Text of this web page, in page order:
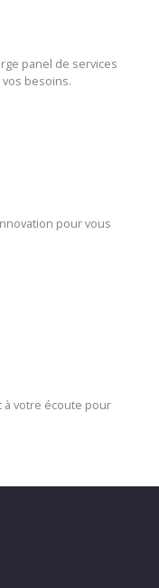
panel de services
besoins.
pour vous
à votre écoute pour